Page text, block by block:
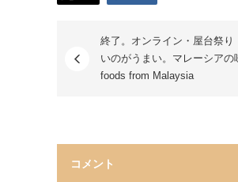
終了。オンライン・屋台祭り
いのがうまい。マレーシアの
foods from Malaysia
コメント